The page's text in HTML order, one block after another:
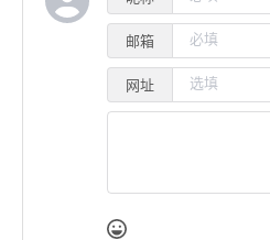
邮箱
网址